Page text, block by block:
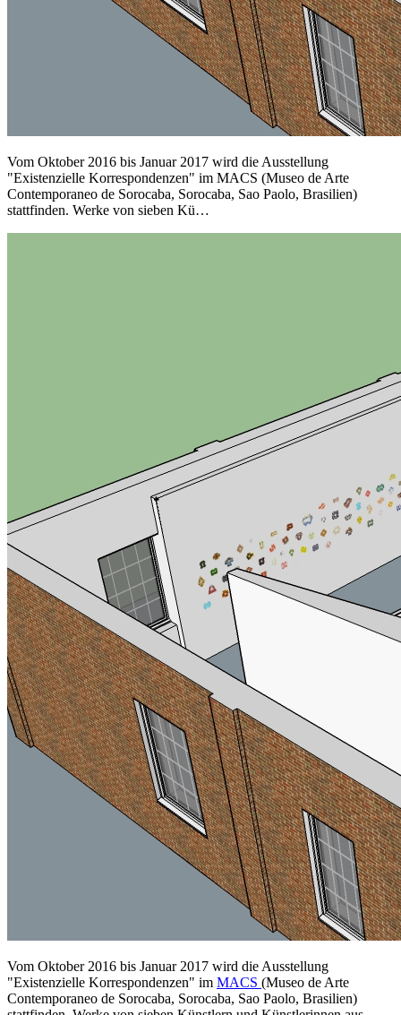
Vom Oktober 2016 bis Januar 2017 wird die Ausstellung
"Existenzielle Korrespondenzen" im MACS (Museo de Arte
Contemporaneo de Sorocaba, Sorocaba, Sao Paolo, Brasilien)
stattfinden. Werke von sieben Kü…
Vom Oktober 2016 bis Januar 2017 wird die Ausstellung
"Existenzielle Korrespondenzen" im MACS (Museo de Arte
Contemporaneo de Sorocaba, Sorocaba, Sao Paolo, Brasilien)